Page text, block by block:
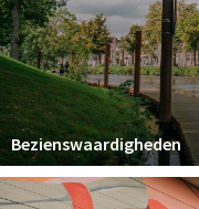
Bezienswaardigheden